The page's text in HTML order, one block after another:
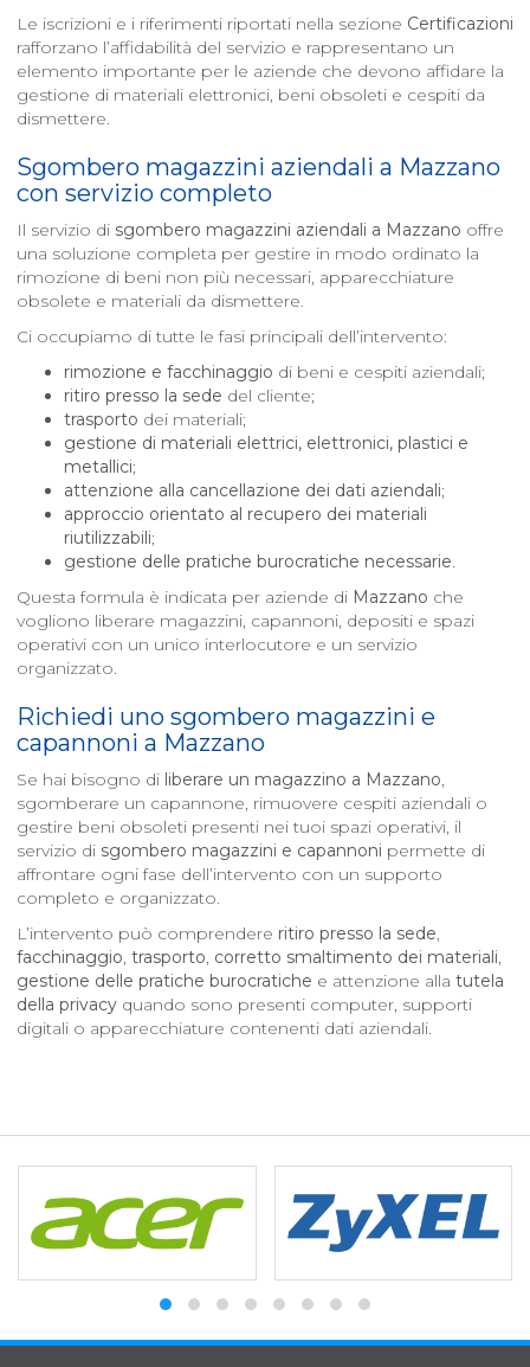
Le iscrizioni e i riferimenti riportati nella sezione Certificazioni
rafforzano l’affidabilità del servizio e rappresentano un
elemento importante per le aziende che devono affidare la
gestione di materiali elettronici, beni obsoleti e cespiti da
dismettere.
Sgombero magazzini aziendali a Mazzano
con servizio completo
Il servizio di sgombero magazzini aziendali a Mazzano offre
una soluzione completa per gestire in modo ordinato la
rimozione di beni non più necessari, apparecchiature
obsolete e materiali da dismettere.
Ci occupiamo di tutte le fasi principali dell’intervento:
rimozione e facchinaggio di beni e cespiti aziendali;
ritiro presso la sede del cliente;
trasporto dei materiali;
gestione di materiali elettrici, elettronici, plastici e
metallici;
attenzione alla cancellazione dei dati aziendali;
approccio orientato al recupero dei materiali
riutilizzabili;
gestione delle pratiche burocratiche necessarie.
Questa formula è indicata per aziende di Mazzano che
vogliono liberare magazzini, capannoni, depositi e spazi
operativi con un unico interlocutore e un servizio
organizzato.
Richiedi uno sgombero magazzini e
capannoni a Mazzano
Se hai bisogno di liberare un magazzino a Mazzano,
sgomberare un capannone, rimuovere cespiti aziendali o
gestire beni obsoleti presenti nei tuoi spazi operativi, il
servizio di sgombero magazzini e capannoni permette di
affrontare ogni fase dell’intervento con un supporto
completo e organizzato.
L’intervento può comprendere ritiro presso la sede,
facchinaggio, trasporto, corretto smaltimento dei materiali,
gestione delle pratiche burocratiche e attenzione alla tutela
della privacy quando sono presenti computer, supporti
digitali o apparecchiature contenenti dati aziendali.